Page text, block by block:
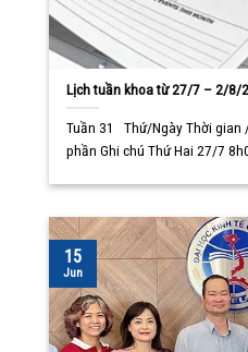
Lịch tuần khoa từ 27/7 – 2/8/
Tuần 31 Thứ/Ngày Thời gian
phần Ghi chú Thứ Hai 27/7
15
Jun